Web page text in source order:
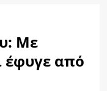
Με
έφυγε από